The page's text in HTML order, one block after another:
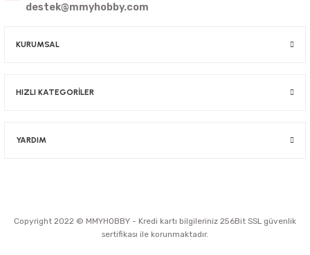
destek@mmyhobby.com
KURUMSAL
HIZLI KATEGORİLER
YARDIM
Copyright 2022 © MMYHOBBY - Kredi kartı bilgileriniz 256Bit SSL güvenlik
sertifikası ile korunmaktadır.